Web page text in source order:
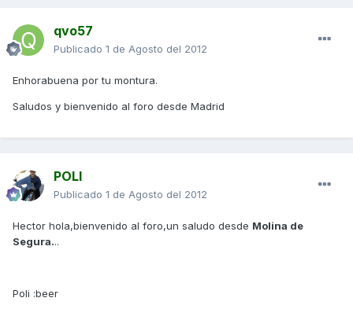
qvo57
Publicado 1 de Agosto del 2012
Enhorabuena por tu montura.
Saludos y bienvenido al foro desde Madrid
POLI
Publicado 1 de Agosto del 2012
Hector hola,bienvenido al foro,un saludo desde Molina de
Segura...
Poli :beer